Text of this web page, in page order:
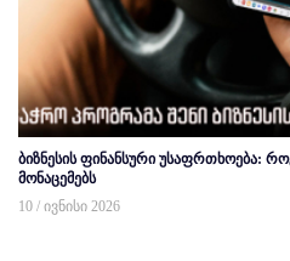
ბიზნესის ფინანსური უსაფრთხოება:
მონაცემებს
10 / ივნისი 2026